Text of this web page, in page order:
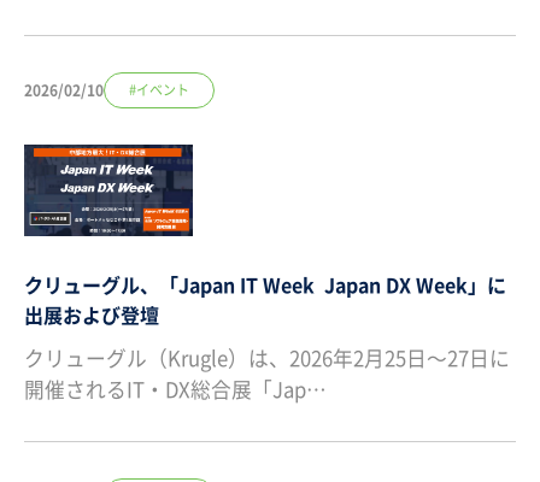
2026/02/10 #イベント
クリューグル、「Japan IT Week Japan DX Week」に
出展および登壇
クリューグル（Krugle）は、2026年2月25日～27日に
開催されるIT・DX総合展「Jap…